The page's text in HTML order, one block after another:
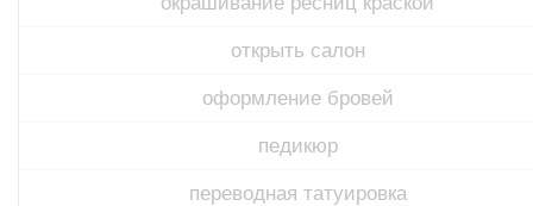
открыть салон
оформление бровей
педикюр
переводная татуировка